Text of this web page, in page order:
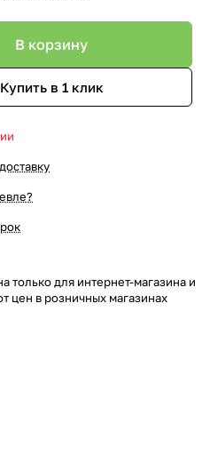
В корзину
Купить в 1 клик
только для интернет-магазина и
цен в розничных магазинах